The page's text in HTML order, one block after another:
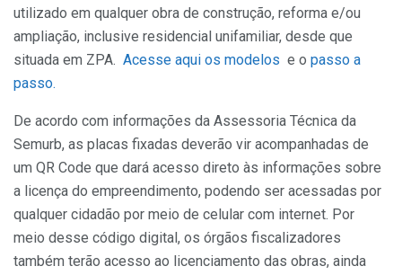
utilizado em qualquer obra de construção, reforma e/ou
ampliação, inclusive residencial unifamiliar, desde que
situada em ZPA. Acesse aqui os modelos e o passo a
passo.
De acordo com informações da Assessoria Técnica da
Semurb, as placas fixadas deverão vir acompanhadas de
um QR Code que dará acesso direto às informações sobre
a licença do empreendimento, podendo ser acessadas por
qualquer cidadão por meio de celular com internet. Por
meio desse código digital, os órgãos fiscalizadores
também terão acesso ao licenciamento das obras, ainda